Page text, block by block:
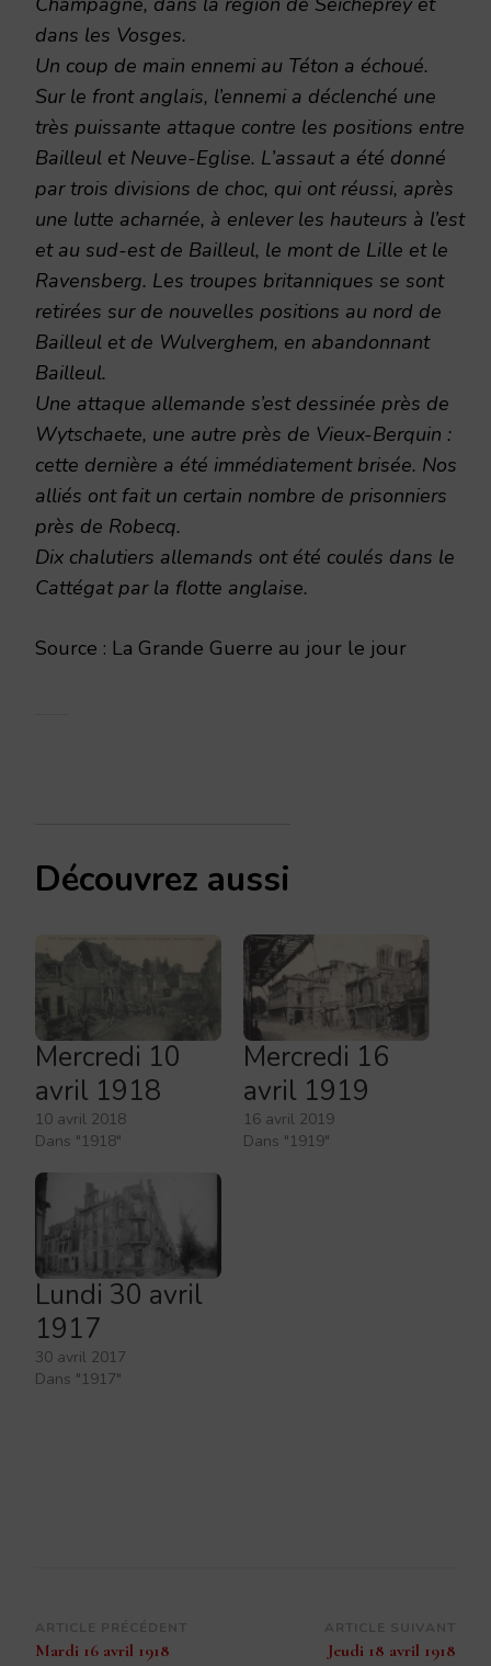
dans les Vosges.
Un coup de main ennemi au Téton a échoué.
Sur le front anglais, l’ennemi a déclenché une
très puissante attaque contre les positions entre
Bailleul et Neuve-Eglise. L’assaut a été donné
par trois divisions de choc, qui ont réussi, après
une lutte acharnée, à enlever les hauteurs à l’est
et au sud-est de Bailleul, le mont de Lille et le
Ravensberg. Les troupes britanniques se sont
retirées sur de nouvelles positions au nord de
Bailleul et de Wulverghem, en abandonnant
Bailleul.
Une attaque allemande s’est dessinée près de
Wytschaete, une autre près de Vieux-Berquin :
cette dernière a été immédiatement brisée. Nos
alliés ont fait un certain nombre de prisonniers
près de Robecq.
Dix chalutiers allemands ont été coulés dans le
Cattégat par la flotte anglaise.
Source : La Grande Guerre au jour le jour
Découvrez aussi
Mercredi 10
avril 1918
10 avril 2018
Dans "1918"
Mercredi 16
avril 1919
16 avril 2019
Dans "1919"
Lundi 30 avril
1917
30 avril 2017
Dans "1917"
Navigation
Mardi 16 avril 1918 Jeudi 18 avril 1918